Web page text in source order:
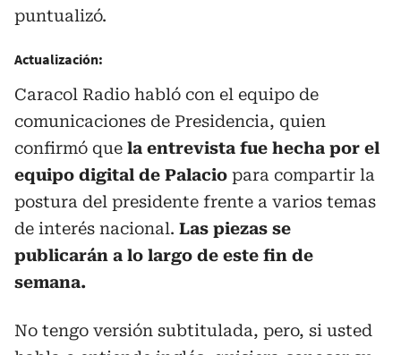
puntualizó.
Actualización:
Caracol Radio habló con el equipo de
comunicaciones de Presidencia, quien
confirmó que la entrevista fue hecha por el
equipo digital de Palacio para compartir la
postura del presidente frente a varios temas
de interés nacional. Las piezas se
publicarán a lo largo de este fin de
semana.
No tengo versión subtitulada, pero, si usted